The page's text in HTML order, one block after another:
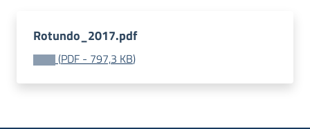
Rotundo_2017.pdf
(PDF - 797,3 KB)